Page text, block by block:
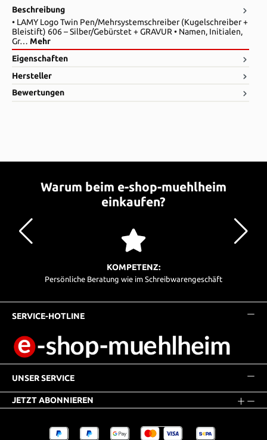
Beschreibung
• LAMY Logo Twin Pen/Mehrsystemschreiber (Kugelschreiber +
Bleistift) 606 – Silber/Gebürstet + GRAVUR • Namen, Initialen,
Gr… Mehr
Eigenschaften
Hersteller
Bewertungen
Warum beim e-shop-muehlheim
einkaufen?
KOMPETENZ:
Persönliche Beratung wie im Schreibwarengeschäft
SERVICE-HOTLINE
UNSER SERVICE
JETZT ABONNIEREN